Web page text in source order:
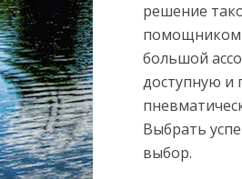
решение
помощником
большой
доступную и
Выбрать
выбор.